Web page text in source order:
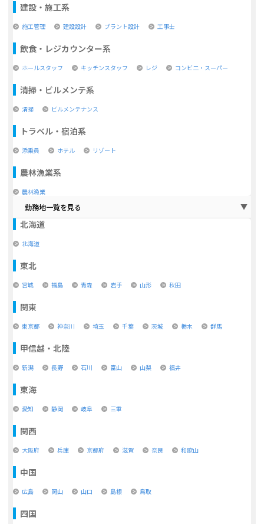
建設・施工系
施工管理 建設設計 プラント設計 工事士
飲食・レジカウンター系
ホールスタッフ キッチンスタッフ レジ コンビ二・スーパー
清掃・ビルメンテ系
清掃 ビルメンテナンス
トラベル・宿泊系
添乗員 ホテル リゾート
農林漁業系
農林漁業
勤務地一覧を見る
北海道
北海道
東北
宮城 福島 青森 岩手 山形 秋田
関東
東京都 神奈川 埼玉 千葉 茨城 栃木 群馬
甲信越・北陸
新潟 長野 石川 富山 山梨 福井
東海
愛知 静岡 岐阜 三重
関西
大阪府 兵庫 京都府 滋賀 奈良 和歌山
中国
広島 岡山 山口 島根 鳥取
四国